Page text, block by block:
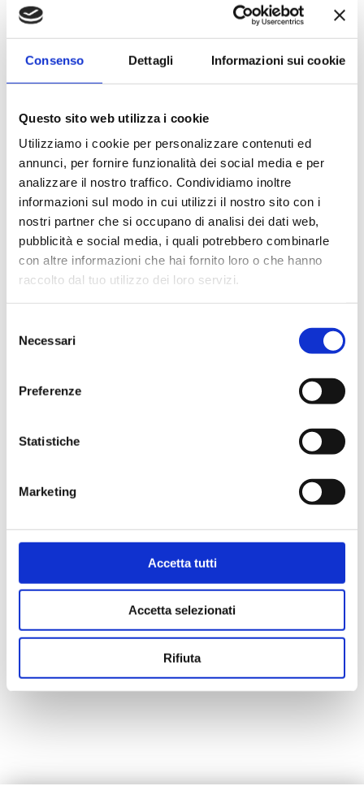
Consenso Dettagli Informazioni sui cookie
Questo sito web utilizza i cookie
Utilizziamo i cookie per personalizzare contenuti ed
annunci, per fornire funzionalità dei social media e per
analizzare il nostro traffico. Condividiamo inoltre
informazioni sul modo in cui utilizzi il nostro sito con i
nostri partner che si occupano di analisi dei dati web,
pubblicità e social media, i quali potrebbero combinarle
con altre informazioni che hai fornito loro o che hanno
raccolto dal tuo utilizzo dei loro servizi.
delNecessari
Preferenze
Statistiche
Marketing
Accetta tutti
Accetta selezionati
Rifiuta
Cerca
per:
ARTICOLI RECENTI
Insolito Festival 2026: al CAPAS due
appuntamenti tra teatro e ricerca
10 AGOSTO – 21 AGOSTO 2026 chiusura
estiva del CAPAS
laboratorio teatrale 2025-2026
giugno
3 giugno 2026 – Il CUT agli Aperitivi della
conoscenza “Parole che uniscono, parole
a comunicare?”
messo in scena al CTU di Ferrara